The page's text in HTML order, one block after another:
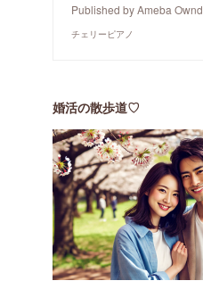
Published by Ameba Ownd
チェリーピアノ
婚活の散歩道♡